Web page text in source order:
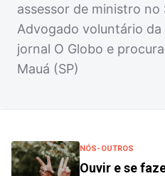
assessor de ministro no
Advogado voluntário
jornal O Globo e
Mauá (SP)
NÓS-OUTROS
Ouvir e se